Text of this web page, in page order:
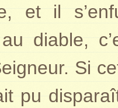
et il
diable,
Si
pu